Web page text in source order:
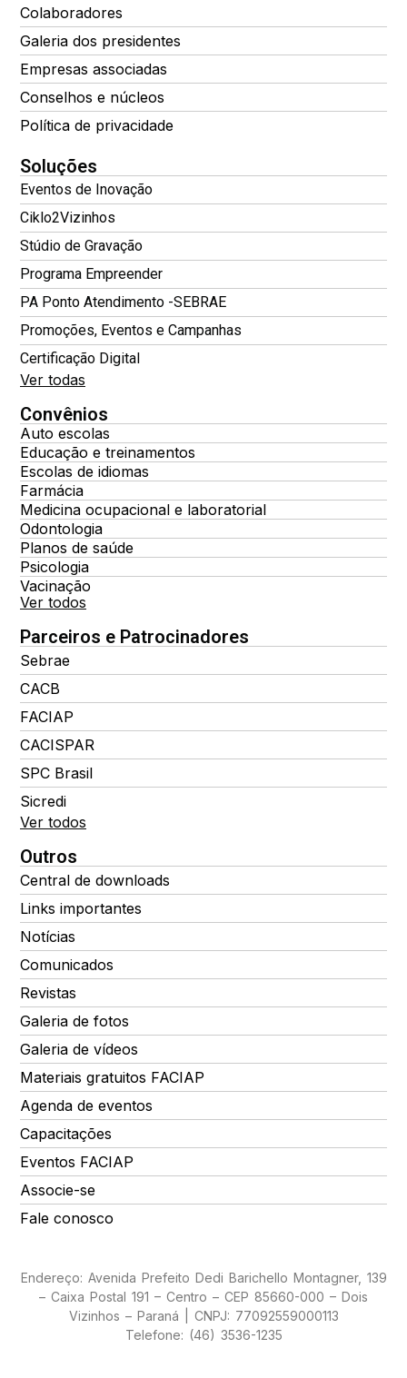
Colaboradores
Galeria dos presidentes
Empresas associadas
Conselhos e núcleos
Política de privacidade
Soluções
Eventos de Inovação
Ciklo2Vizinhos
Stúdio de Gravação
Programa Empreender
PA Ponto Atendimento -SEBRAE
Promoções, Eventos e Campanhas
Certificação Digital
Ver todas
Convênios
Auto escolas
Educação e treinamentos
Escolas de idiomas
Farmácia
Medicina ocupacional e laboratorial
Odontologia
Planos de saúde
Psicologia
Vacinação
Ver todos
Parceiros e Patrocinadores
Sebrae
CACB
FACIAP
CACISPAR
SPC Brasil
Sicredi
Ver todos
Outros
Central de downloads
Links importantes
Notícias
Comunicados
Revistas
Galeria de fotos
Galeria de vídeos
Materiais gratuitos FACIAP
Agenda de eventos
Capacitações
Eventos FACIAP
Associe-se
Fale conosco
Endereço: Avenida Prefeito Dedi Barichello Montagner, 139
– Caixa Postal 191 – Centro – CEP 85660-000 – Dois
Vizinhos – Paraná | CNPJ: 77092559000113
Telefone: (46) 3536-1235